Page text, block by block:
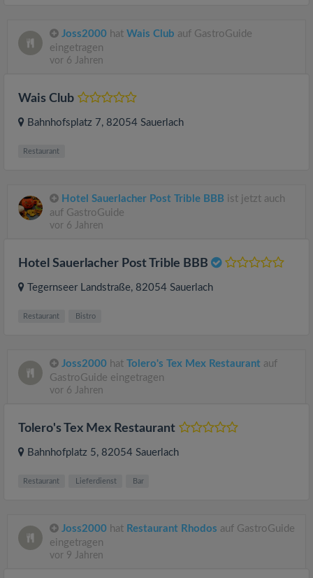
Joss2000 hat Wais Club auf GastroGuide
eingetragen
vor 6 Jahren
Wais Club
Bahnhofsplatz 7, 82054 Sauerlach
Restaurant
Hotel Sauerlacher Post Trible BBB ist jetzt auch
auf GastroGuide
vor 6 Jahren
Hotel Sauerlacher Post Trible BBB
Tegernseer Landstraße, 82054 Sauerlach
Restaurant Bistro
Joss2000 hat Tolero's Tex Mex Restaurant auf
GastroGuide eingetragen
vor 6 Jahren
Tolero's Tex Mex Restaurant
Bahnhofplatz 5, 82054 Sauerlach
Restaurant Lieferdienst Bar
Joss2000 hat Restaurant Rhodos auf GastroGuide
eingetragen
vor 9 Jahren